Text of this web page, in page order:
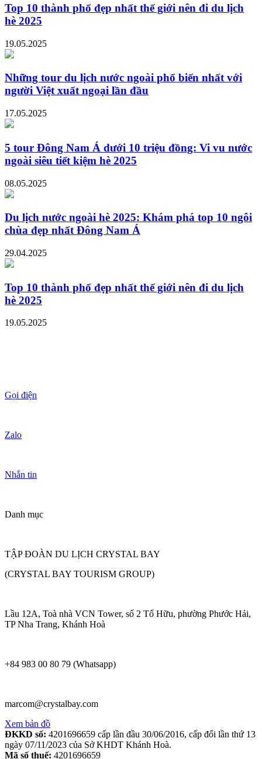
Top 10 thành phố đẹp nhất thế giới nên đi du lịch
hè 2025
19.05.2025
Những tour du lịch nước ngoài phổ biến nhất với
người Việt xuất ngoại lần đầu
17.05.2025
5 tour Đông Nam Á dưới 10 triệu đồng: Vi vu nước
ngoài siêu tiết kiệm hè 2025
08.05.2025
Du lịch nước ngoài hè 2025: Khám phá top 10 ngôi
chùa đẹp nhất Đông Nam Á
29.04.2025
Top 10 thành phố đẹp nhất thế giới nên đi du lịch
hè 2025
19.05.2025
Gọi điện
Zalo
Nhắn tin
Danh mục
TẬP ĐOÀN DU LỊCH CRYSTAL BAY
(CRYSTAL BAY TOURISM GROUP)
Lầu 12A, Toà nhà VCN Tower, số 2 Tố Hữu, phường Phước Hải,
TP Nha Trang, Khánh Hoà
+84 983 00 80 79 (Whatsapp)
marcom@crystalbay.com
Xem bản đồ
ĐKKD số: 4201696659 cấp lần đầu 30/06/2016, cấp đổi lần thứ 13
ngày 07/11/2023 của Sở KHDT Khánh Hoà.
Mã số thuế: 4201696659